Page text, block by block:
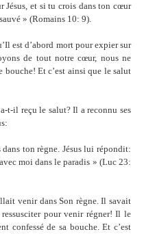
Jésus, et si tu crois dans ton cœur
» (Romains 10: 9).
est d’abord mort pour expier sur
de tout notre cœur, nous ne
bouche! Et c’est ainsi que le salut
t-il reçu le salut? Il a reconnu ses
ton règne. Jésus lui répondit:
moi dans le paradis » (Luc 23:
venir dans Son règne. Il savait
pour venir régner! Il le
confessé de sa bouche. Et c’est